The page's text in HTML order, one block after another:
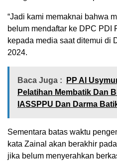
“Jadi kami memaknai bahwa
belum mendaftar ke DPC PDI
kepada media saat ditemui di
2024.
Baca Juga :
PP Al
Pelatihan Membatik Dan
IASSPPU Dan Darma
Sementara batas waktu
kata Zainal akan berakhir
jika belum menyerahkan